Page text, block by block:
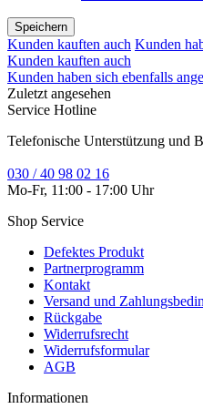
Speichern
Kunden kauften auch Kunden
Kunden kauften auch
Kunden haben sich ebenfalls
Zuletzt angesehen
Service Hotline
Telefonische Unterstützung und
030 / 40 98 02 16
Mo-Fr, 11:00 - 17:00 Uhr
Shop Service
Defektes Produkt
Partnerprogramm
Kontakt
Versand und
Rückgabe
Widerrufsrecht
Widerrufsformular
AGB
Informationen